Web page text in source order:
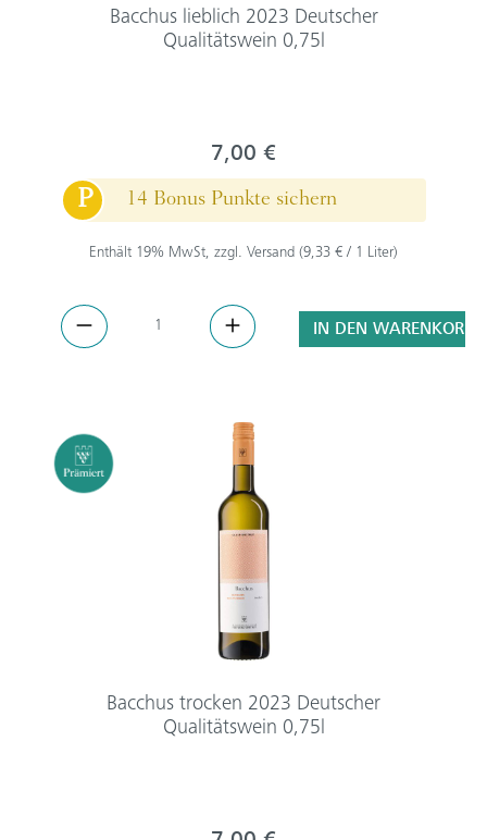
Bacchus lieblich 2023 Deutscher
Qualitätswein 0,75l
7,00 €
P
14 Bonus Punkte sichern
Enthält 19% MwSt, zzgl. Versand (9,33 € / 1 Liter)
IN DEN WARENKORB
Bacchus trocken 2023 Deutscher
Qualitätswein 0,75l